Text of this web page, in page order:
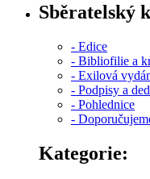
Sběratelský
- Edice
- Bibliofilie a
- Exilová
- Podpisy a
- Pohlednice
-
Kategorie: